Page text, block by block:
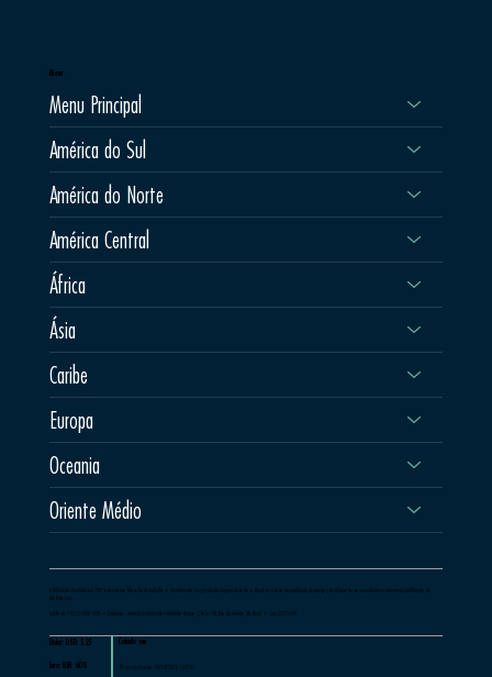
Menu
Menu Principal
América do Sul
América do Norte
América Central
África
Ásia
Caribe
Europa
Oceania
Oriente Médio
Euro: EUR: 6.08
Dolar: USD: 5.25
Última atualização: 04/08/2026, 16:47:05
Cotado em
A Milessis foi fundada em 1997 e tem como filosofia de trabalho o atendimento às agências de viagens de todo o Brasil, com foco na qualidade de serviços, total suporte aos seus clientes e incansável qualificação de
profissionais.
Telefone: +55 21 2460-1599 •Endereço - Avenida Embaixador Abelardo Bueno 1, loja 169, Rio de Janeiro, RJ, Brasil • Cep 22775-040